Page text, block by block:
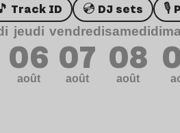
🎵 Track ID 💿 DJ sets
jeudi
06
août
vendredi
07
août
samedi
08
août